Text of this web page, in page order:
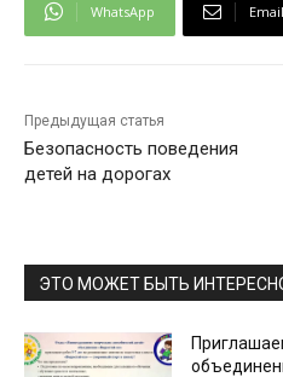
WhatsApp Email
Предыдущая статья
Безопасность поведения
детей на дорогах
ЭТО МОЖЕТ БЫТЬ